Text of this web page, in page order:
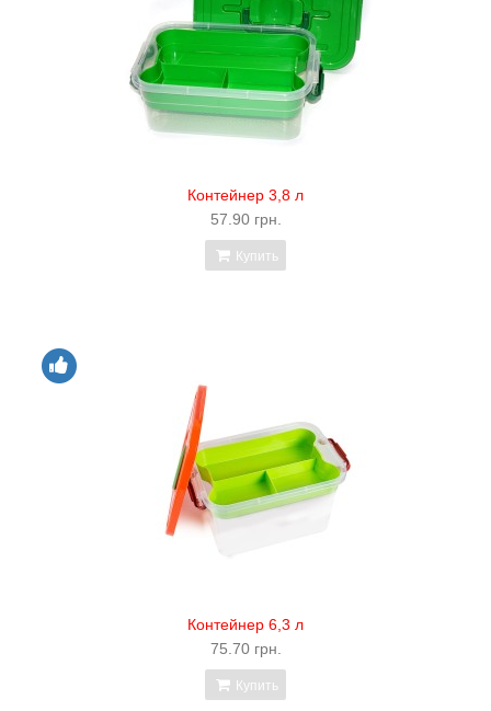
Контейнер 3,8 л
57.90 грн.
Купить
Контейнер 6,3 л
75.70 грн.
Купить